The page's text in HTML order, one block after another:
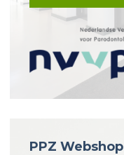
PPZ Webshop